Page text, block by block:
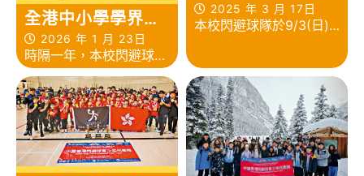
全港中小學學界閃
避球新秀賽2025-
26
2026 年 1 月 23日
時隔一年，本校閃避球隊
再次派出初小組別運動員
參加「全港學界閃避球新
秀賽」
公開賽2024-25
2025 年 3 月 17日
本校閃避球隊於9/3(日)
公開賽U12男子組和混合
組賽事。